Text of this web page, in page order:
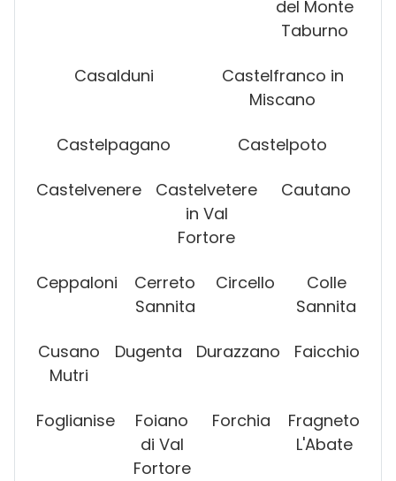
del Monte
Taburno
Casalduni
Castelfranco in
Miscano
Castelpagano Castelpoto
Castelvenere
Castelvetere
in Val
Fortore
Cautano
Ceppaloni
Cerreto
Sannita
Circello
Colle
Sannita
Cusano
Mutri
Dugenta Durazzano Faicchio
Foglianise
Foiano
di Val
Fortore
Forchia
Fragneto
L'Abate